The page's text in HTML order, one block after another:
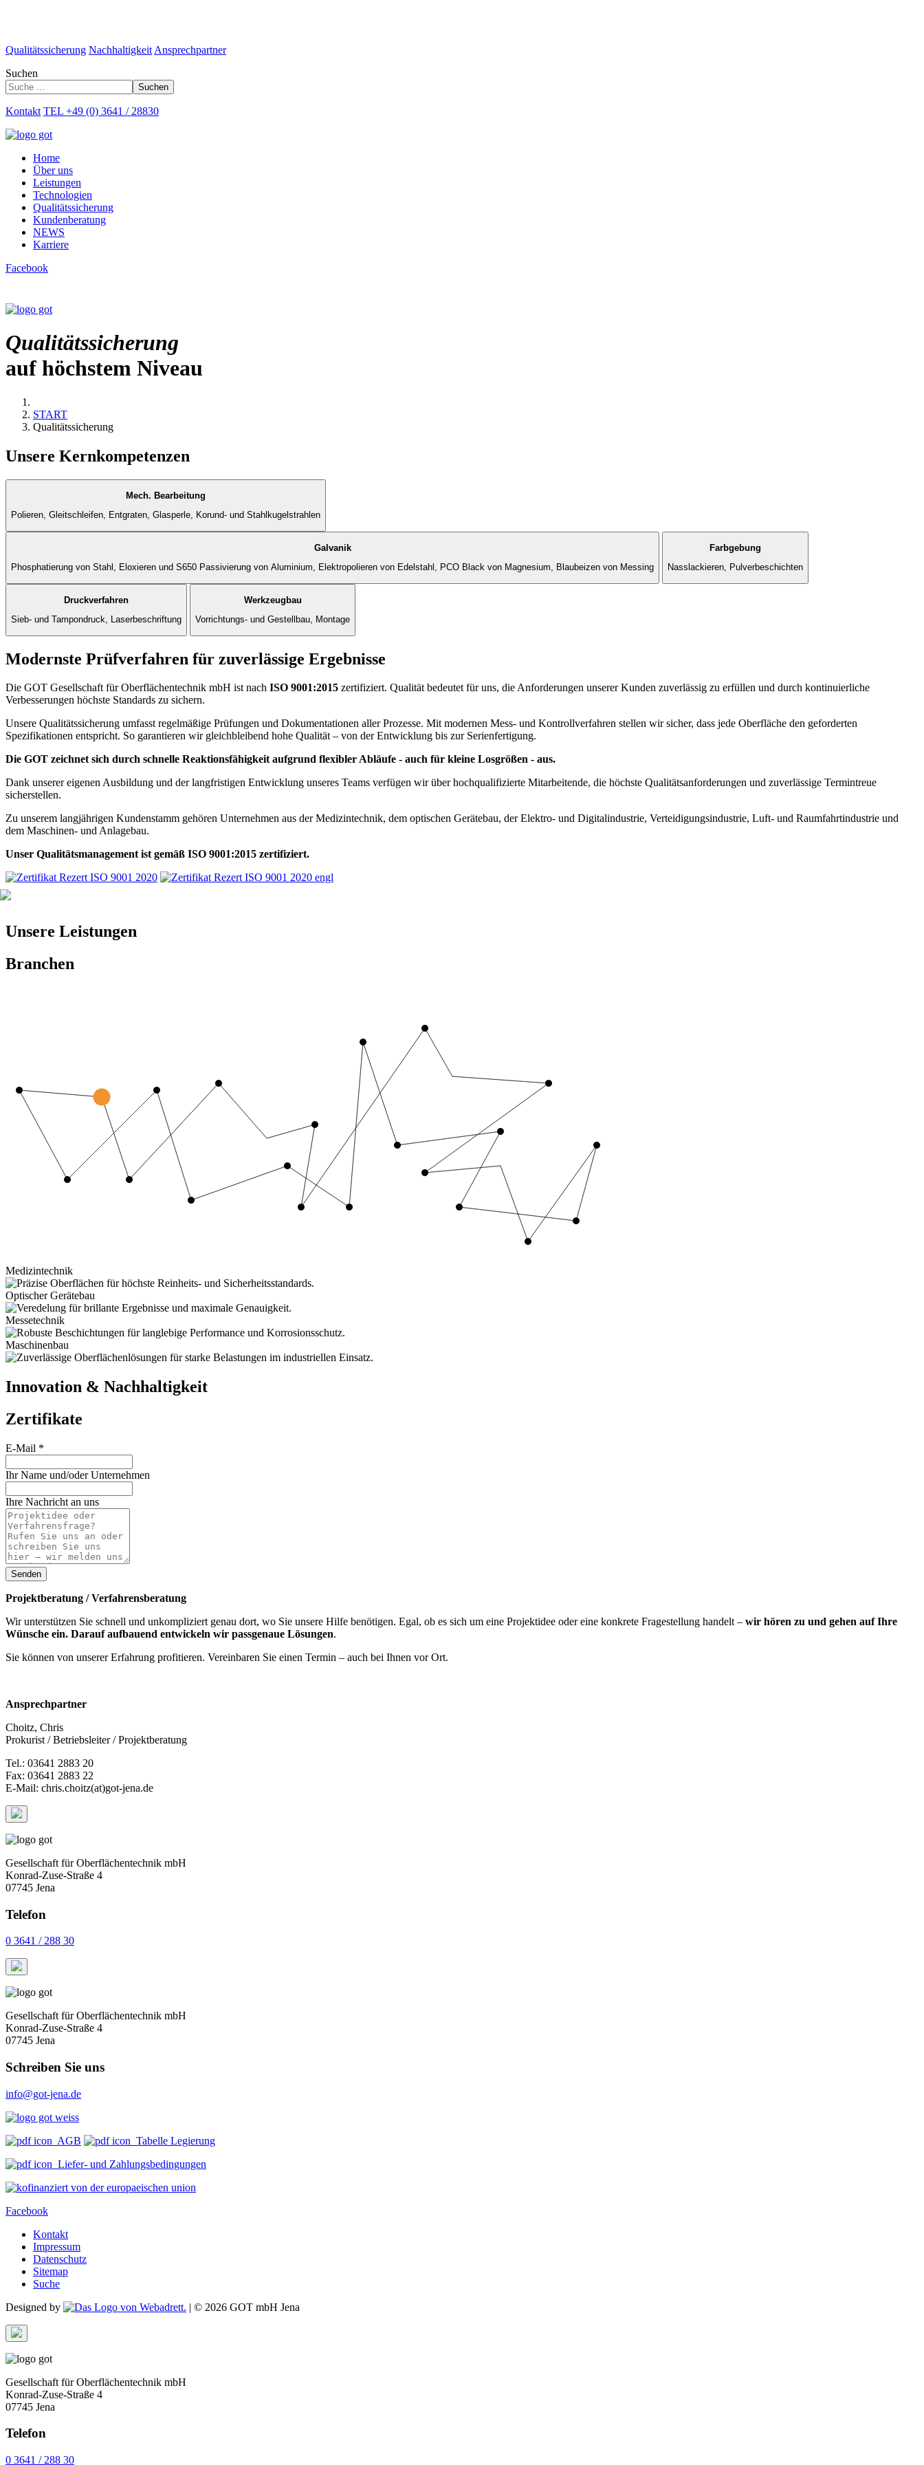
Qualitätssicherung Nachhaltigkeit Ansprechpartner
Suchen
Suchen
Kontakt TEL +49 (0) 3641 / 28830
Home
Über uns
Leistungen
Technologien
Qualitätssicherung
Kundenberatung
NEWS
Karriere
Facebook
Qualitätssicherung
auf höchstem Niveau
START
Qualitätssicherung
Unsere Kernkompetenzen
Mech. Bearbeitung
Polieren, Gleitschleifen, Entgraten, Glasperle, Korund- und Stahlkugelstrahlen
Galvanik
Phosphatierung von Stahl, Eloxieren und S650 Passivierung von Aluminium, Elektropolieren von Edelstahl, PCO Black von Magnesium, Blaubeizen von Messing
Farbgebung
Nasslackieren, Pulverbeschichten
Druckverfahren
Sieb- und Tampondruck, Laserbeschriftung
Werkzeugbau
Vorrichtungs- und Gestellbau, Montage
Modernste Prüfverfahren für zuverlässige Ergebnisse
Die GOT Gesellschaft für Oberflächentechnik mbH ist nach ISO 9001:2015 zertifiziert. Qualität bedeutet für uns, die Anforderungen unserer Kunden zuverlässig zu erfüllen und durch kontinuierliche
Verbesserungen höchste Standards zu sichern.
Unsere Qualitätssicherung umfasst regelmäßige Prüfungen und Dokumentationen aller Prozesse. Mit modernen Mess- und Kontrollverfahren stellen wir sicher, dass jede Oberfläche den geforderten
Spezifikationen entspricht. So garantieren wir gleichbleibend hohe Qualität – von der Entwicklung bis zur Serienfertigung.
Die GOT zeichnet sich durch schnelle Reaktionsfähigkeit aufgrund flexibler Abläufe - auch für kleine Losgrößen - aus.
Dank unserer eigenen Ausbildung und der langfristigen Entwicklung unseres Teams verfügen wir über hochqualifizierte Mitarbeitende, die höchste Qualitätsanforderungen und zuverlässige Termintreue
sicherstellen.
Zu unserem langjährigen Kundenstamm gehören Unternehmen aus der Medizintechnik, dem optischen Gerätebau, der Elektro- und Digitalindustrie, Verteidigungsindustrie, Luft- und Raumfahrtindustrie und
dem Maschinen- und Anlagebau.
Unser Qualitätsmanagement ist gemäß ISO 9001:2015 zertifiziert.
Unsere Leistungen
Branchen
Medizintechnik
Optischer Gerätebau
Messetechnik
Maschinenbau
Innovation & Nachhaltigkeit
Zertifikate
E-Mail *
Ihr Name und/oder Unternehmen
Ihre Nachricht an uns
Senden
Projektberatung / Verfahrensberatung
Wir unterstützen Sie schnell und unkompliziert genau dort, wo Sie unsere Hilfe benötigen. Egal, ob es sich um eine Projektidee oder eine konkrete Fragestellung handelt – wir hören zu und gehen auf Ihre
Wünsche ein. Darauf aufbauend entwickeln wir passgenaue Lösungen.
Sie können von unserer Erfahrung profitieren. Vereinbaren Sie einen Termin – auch bei Ihnen vor Ort.
Ansprechpartner
Choitz, Chris
Prokurist / Betriebsleiter / Projektberatung
Tel.: 03641 2883 20
Fax: 03641 2883 22
E-Mail: chris.choitz(at)got-jena.de
Gesellschaft für Oberflächentechnik mbH
Konrad-Zuse-Straße 4
07745 Jena
Telefon
0 3641 / 288 30
Gesellschaft für Oberflächentechnik mbH
Konrad-Zuse-Straße 4
07745 Jena
Schreiben Sie uns
info@got-jena.de
AGB
Tabelle Legierung
Liefer- und Zahlungsbedingungen
Facebook
Kontakt
Impressum
Datenschutz
Sitemap
Suche
Designed by
| © 2026 GOT mbH Jena
Gesellschaft für Oberflächentechnik mbH
Konrad-Zuse-Straße 4
07745 Jena
Telefon
0 3641 / 288 30